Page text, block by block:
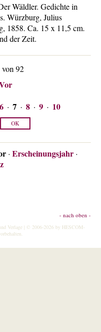
Wäldler. Gedichte in
Würzburg, Julius
1858. Ca. 15 x 11,5 cm.
der Zeit.
92
6 · 7 · 8 · 9 · 10
· Erscheinungsjahr ·
- nach oben -
Verlage | © 2006-2026 by HESCOM-